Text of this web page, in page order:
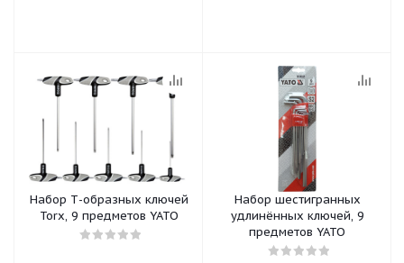
Набор Т-образных ключей
Torx, 9 предметов YATO
Набор шестигранных
удлинённых ключей, 9
предметов YATO